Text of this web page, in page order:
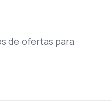
de ofertas para